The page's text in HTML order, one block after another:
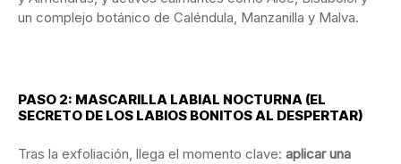
un complejo botánico de Caléndula, Manzanilla y Malva.
PASO 2: MASCARILLA LABIAL NOCTURNA (EL
SECRETO DE LOS LABIOS BONITOS AL DESPERTAR)
Tras la exfoliación, llega el momento clave: aplicar una